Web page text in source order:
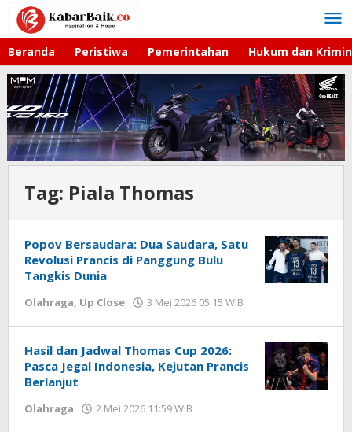
Lewati
konten
Beranda Peristiwa Pemerintahan Hukum dan
Tag: Piala Thomas
Popov Bersaudara: Dua Saudara, Satu
Revolusi Prancis di Panggung Bulu
Tangkis Dunia
Olahraga, Up Close 3 Mei 2026 05:15 WIB
Hasil dan Jadwal Thomas Cup 2026:
Pasca Jegal Indonesia, Kejutan Prancis
Berlanjut
Olahraga 2 Mei 2026 11:59 WIB